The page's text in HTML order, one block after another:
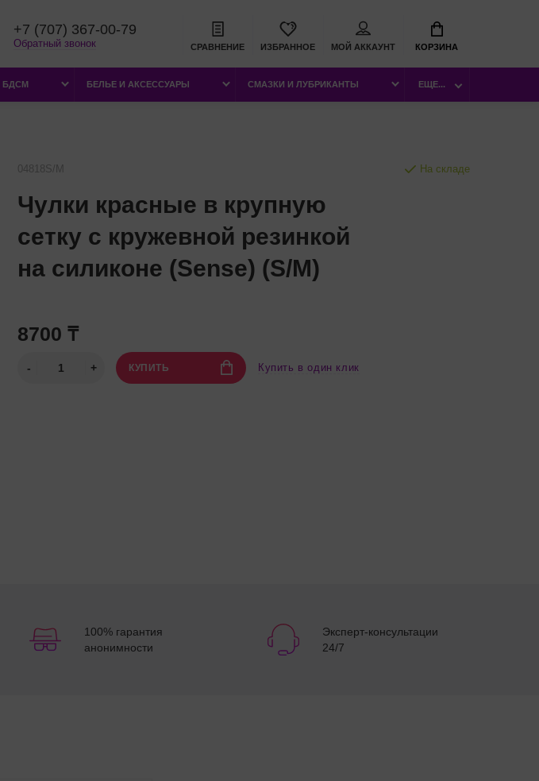
+7 (707) 367-00-79
Обратный звонок СРАВНЕНИЕ ИЗБРАННОЕ МОЙ АККАУНТ КОРЗИНА
БДСМ БЕЛЬЕ И АКСЕССУАРЫ СМАЗКИ И ЛУБРИКАНТЫ ЕЩЕ...
04818S/M
Чулки красные в крупную
сетку с кружевной резинкой
на силиконе (Sense) (S/M)
На складе
8700 ₸
КУПИТЬ Купить в один клик
100% гарантия
анонимности
Эксперт-консультации
24/7